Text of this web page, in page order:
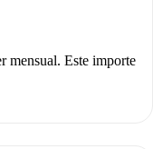
mensual. Este importe